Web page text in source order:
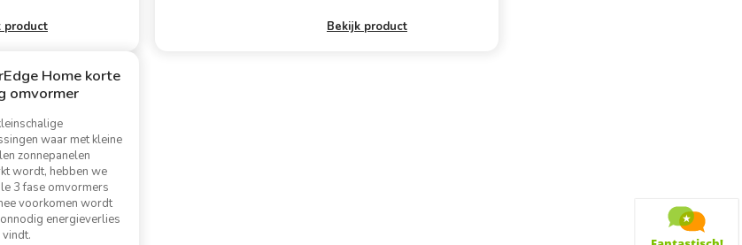
product Bekijk product
Home korte
omvormer
waar met kleine
zonnepanelen
wordt, hebben we
3 fase omvormers
voorkomen wordt
energieverlies